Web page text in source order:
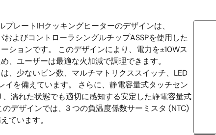
レートIHクッキングヒーターのデザインは、
よびコントローラシングルチップASSPを使用した
ションです。 このデザインにより、電力を±10Wス
、ユーザーは最適な火加減で調理できます。
、少ないピン数、マルチマトリクススイッチ、LED
イを備えています。 さらに、静電容量式タッチセン
、濡れた状態でも適切に感知する安定した静電容量式
デザインでは、3 つの負温度係数サーミスタ (NTC)
ています。